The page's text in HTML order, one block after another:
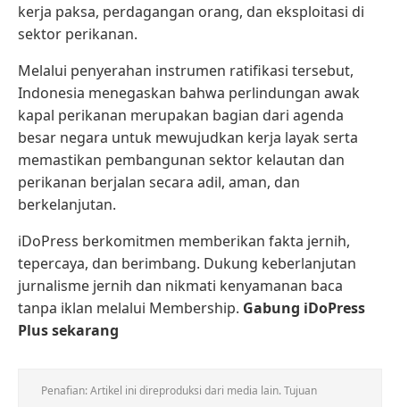
kerja paksa, perdagangan orang, dan eksploitasi di
sektor perikanan.
Melalui penyerahan instrumen ratifikasi tersebut,
Indonesia menegaskan bahwa perlindungan awak
kapal perikanan merupakan bagian dari agenda
besar negara untuk mewujudkan kerja layak serta
memastikan pembangunan sektor kelautan dan
perikanan berjalan secara adil, aman, dan
berkelanjutan.
iDoPress berkomitmen memberikan fakta jernih,
tepercaya, dan berimbang. Dukung keberlanjutan
jurnalisme jernih dan nikmati kenyamanan baca
tanpa iklan melalui Membership. Gabung iDoPress
Plus sekarang
Penafian: Artikel ini direproduksi dari media lain. Tujuan